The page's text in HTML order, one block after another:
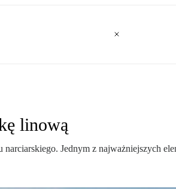
linową
narciarskiego. Jednym z najważniejszych